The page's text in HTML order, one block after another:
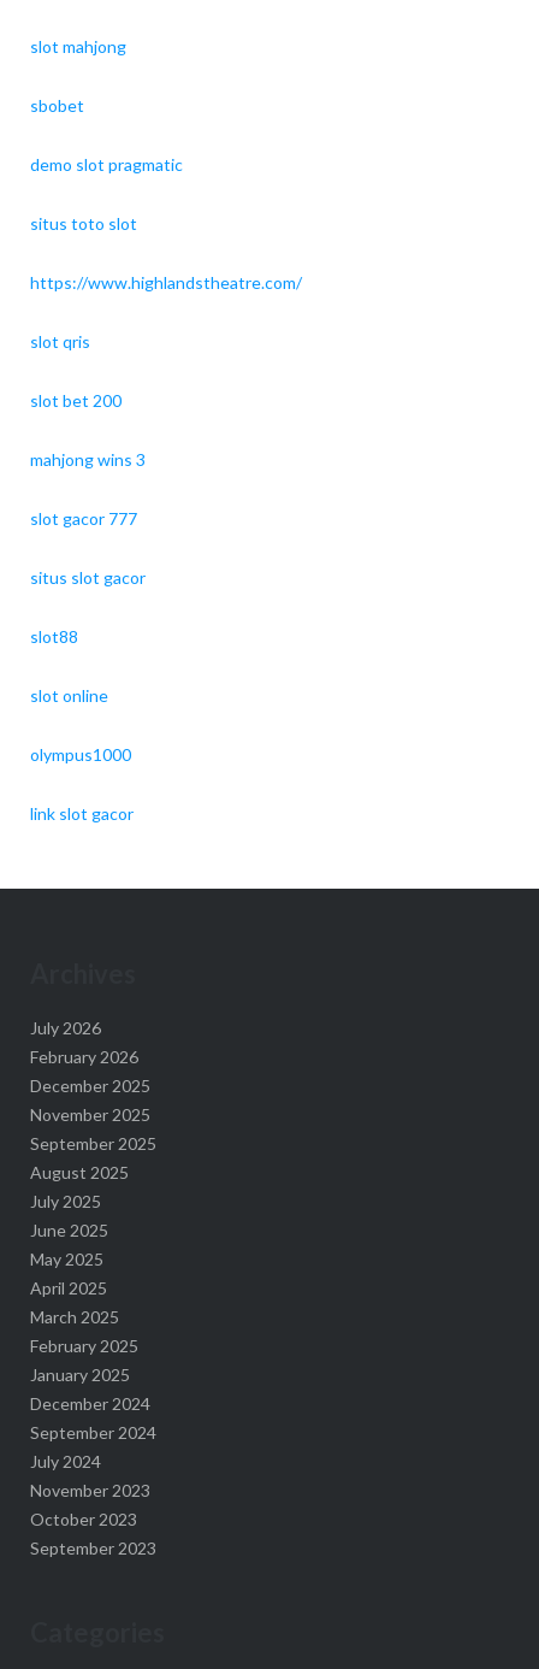
slot mahjong
sbobet
demo slot pragmatic
situs toto slot
https://www.highlandstheatre.com/
slot qris
slot bet 200
mahjong wins 3
slot gacor 777
situs slot gacor
slot88
slot online
olympus1000
link slot gacor
July 2026
February 2026
December 2025
November 2025
September 2025
August 2025
July 2025
June 2025
May 2025
April 2025
March 2025
February 2025
January 2025
December 2024
September 2024
July 2024
November 2023
October 2023
September 2023